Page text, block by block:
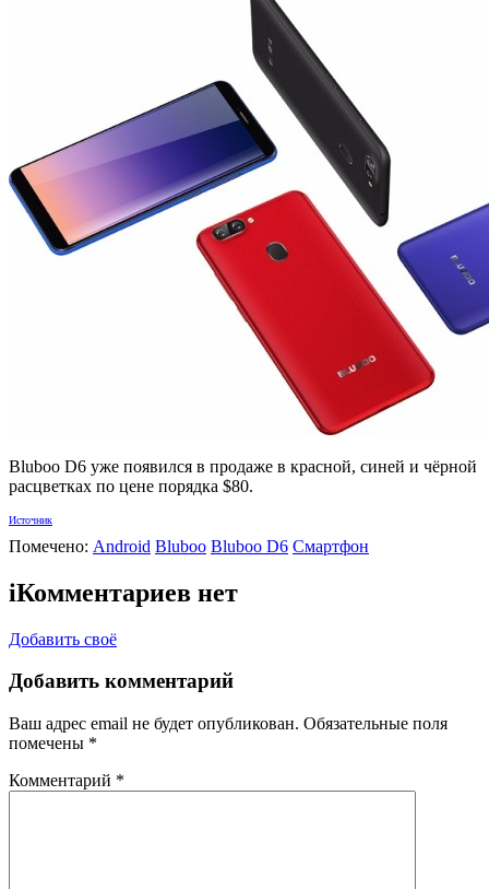
Bluboo D6 уже появился в продаже в красной, синей и чёрной
расцветках по цене порядка $80.
Источник
Помечено: Android Bluboo Bluboo D6 Смартфон
iКомментариев нет
Добавить своё
Добавить комментарий
Ваш адрес email не будет опубликован. Обязательные поля
помечены *
Комментарий *